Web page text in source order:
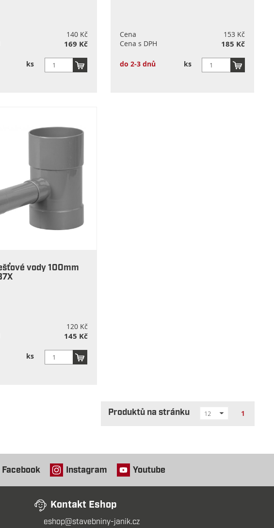
140 Kč
169 Kč
ks
Cena
153 Kč
Cena s DPH
185 Kč
do 2-3 dnů ks
vody 100mm
120 Kč
145 Kč
ks
Produktů na stránku 12 1
Facebook Instagram Youtube
Kontakt Eshop
eshop@stavebniny-janik.cz